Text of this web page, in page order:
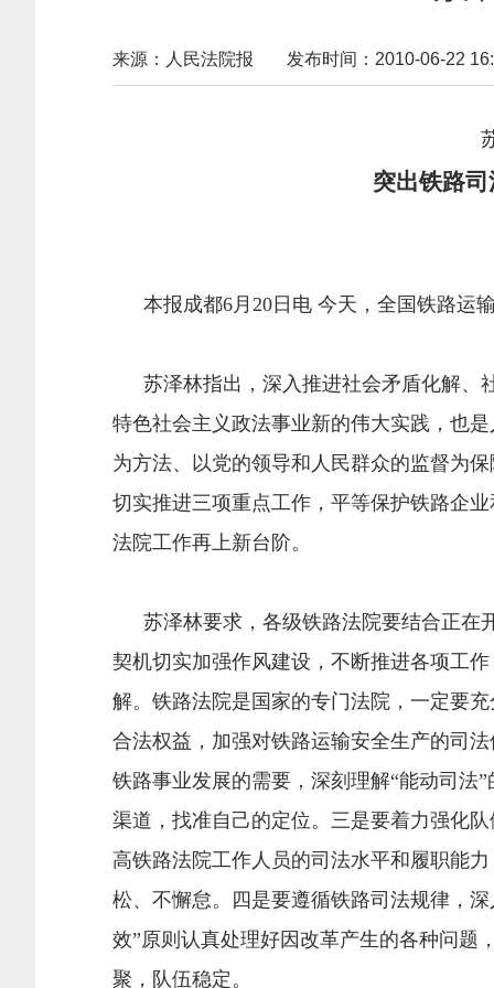
来源：人民法院报 发布时间：2010-06-22
苏泽林在全国铁路运输
突出铁路司法特点 推
本报成都6月20日电 今天，全国铁路运
苏泽林指出，深入推进社会矛盾化解、
特色社会主义政法事业新的伟大实践，也
为方法、以党的领导和人民群众的监督为
切实推进三项重点工作，平等保护铁路企
法院工作再上新台阶。
苏泽林要求，各级铁路法院要结合正在
契机切实加强作风建设，不断推进各项工
解。铁路法院是国家的专门法院，一定要
合法权益，加强对铁路运输安全生产的司
铁路事业发展的需要，深刻理解“能动司法
渠道，找准自己的定位。三是要着力强化
高铁路法院工作人员的司法水平和履职能
松、不懈怠。四是要遵循铁路司法规律，
效”原则认真处理好因改革产生的各种问题
聚，队伍稳定。